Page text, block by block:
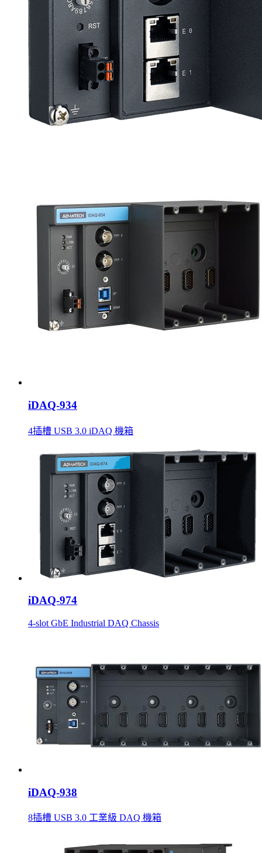
iDAQ-934
4插槽 USB 3.0 iDAQ 機箱
iDAQ-974
4-slot GbE Industrial DAQ Chassis
iDAQ-938
8插槽 USB 3.0 工業級 DAQ 機箱